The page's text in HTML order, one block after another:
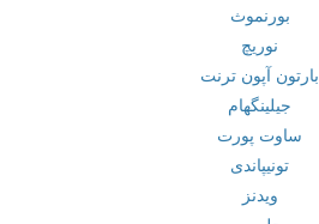
بورنموث
نوریچ
بارتون آپون ترنت
جیلینگهام
ساوت پورت
تونیپاندی
ویدنز